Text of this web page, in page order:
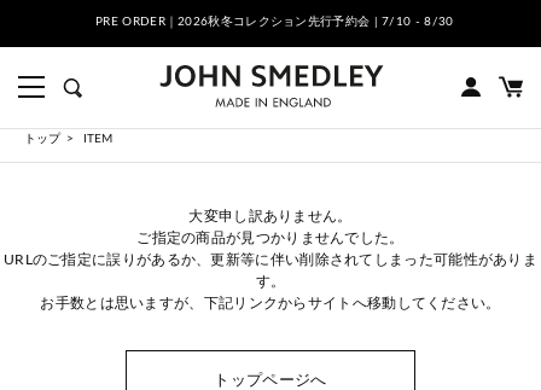
PRE ORDER｜2026秋冬コレクション先行予約会 | 7/10 - 8/30
トップ ITEM
大変申し訳ありません。
ご指定の商品が見つかりませんでした。
URLのご指定に誤りがあるか、更新等に伴い削除されてしまった可能性がありま
す。
お手数とは思いますが、下記リンクからサイトへ移動してください。
トップページへ